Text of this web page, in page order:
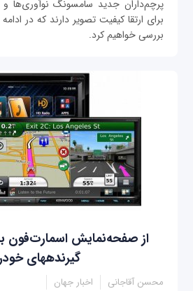
پرچم‌داران جدید سامسونگ نوآوری‌ها
بررسی خواهیم کرد.
از صفحه‌نمایش اسمارت‌فون
گیرنده‎های خودرو
محسن آقاجانی اخبار جهان